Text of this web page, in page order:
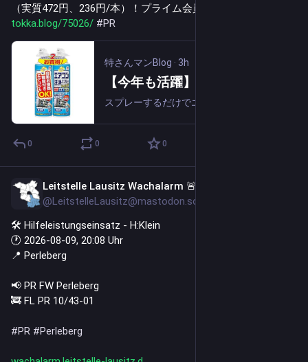
（実質472円、236円/本）！プライム会員は送料無料！
tokka.blog/75026/ #PR
特さんマンBlog · 3h
0 0 0
Leitstelle Lausitz Wachalarm 🚨
@LeitstelleLausitz@mastodon.social
🛠️ Hilfeleistungseinsatz - H:Klein
🕐 2026-08-09, 20:08 Uhr
📍 Perleberg
📢 PR FW Perleberg
🚒 FL PR 10/43-01
#PR #Perleberg